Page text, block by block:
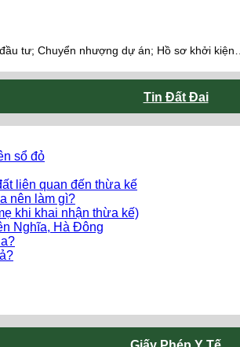
tư; Chuyển nhượng dự án; Hồ sơ khởi kiện…
Tin Đất Đai
sổ đỏ
liên quan đến thừa kế
nên làm gì?
khi khai nhận thừa kế)
Nghĩa, Hà Đông